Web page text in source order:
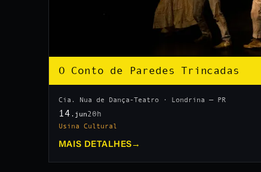
O Conto de Paredes Trincadas
Cia. Nua de Dança-Teatro · Londrina — PR
14 .jun20h
Usina Cultural
MAIS DETALHES →